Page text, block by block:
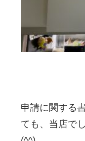
申請に関する
ても、当店で